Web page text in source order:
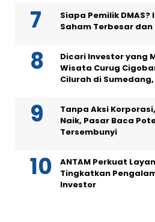
Siapa Pemilik DMAS?
Saham Terbesar dan
Dicari Investor yang
Wisata Curug
Cilurah di
Tanpa Aksi
Naik, Pasar Baca
Tersembunyi
ANTAM Perkuat
Tingkatkan
Investor